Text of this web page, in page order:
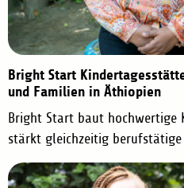
Bright Start
und Familien in Äthiopien
Bright Start baut hochwertige
stärkt gleichzeitig berufstätige